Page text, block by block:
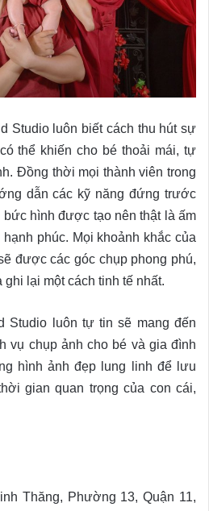
Studio luôn biết cách thu hút sự
thể khiến cho bé thoải mái, tự
Đồng thời mọi thành viên trong
dẫn các kỹ năng đứng trước
hình được tạo nên thật là ấm
phúc. Mọi khoảnh khắc của
được các góc chụp phong phú,
lại một cách tinh tế nhất.
Studio luôn tự tin sẽ mang đến
vụ chụp ảnh cho bé và gia đình
hình ảnh đẹp lung linh để lưu
gian quan trọng của con cái,
Thăng, Phường 13, Quận 11,